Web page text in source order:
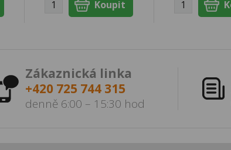
Zákaznická linka
+420 725 744 315
denně 6:00 – 15:30 hod